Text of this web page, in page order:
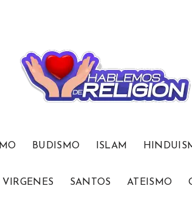
BUDISMO ISLAM
VIRGENES SANTOS ATEISMO